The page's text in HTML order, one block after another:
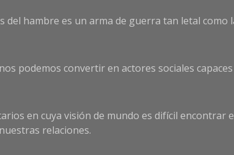
hambre es un arma de guerra tan letal como
podemos convertir en actores sociales
en cuya visión de mundo es difícil encontrar
relaciones.